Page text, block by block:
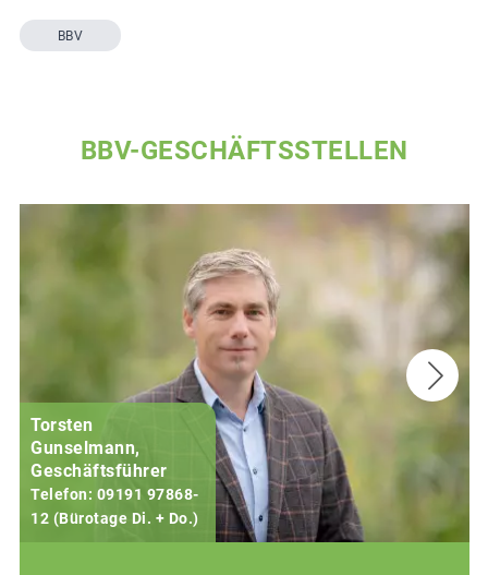
BBV
BBV-GESCHÄFTSSTELLEN
Torsten
Gunselmann,
Geschäftsführer
Telefon: 09191 97868-
12 (Bürotage Di. + Do.)